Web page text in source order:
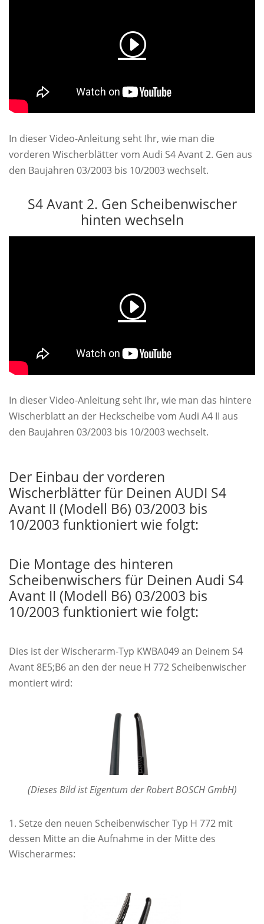
In dieser Video-Anleitung seht Ihr, wie man die
vorderen Wischerblätter vom Audi S4 Avant 2. Gen aus
den Baujahren 03/2003 bis 10/2003 wechselt.
S4 Avant 2. Gen Scheibenwischer
hinten wechseln
In dieser Video-Anleitung seht Ihr, wie man das hintere
Wischerblatt an der Heckscheibe vom Audi A4 II aus
den Baujahren 03/2003 bis 10/2003 wechselt.
Der Einbau der vorderen
Wischerblätter für Deinen AUDI S4
Avant II (Modell B6) 03/2003 bis
10/2003 funktioniert wie folgt:
Die Montage des hinteren
Scheibenwischers für Deinen Audi S4
Avant II (Modell B6) 03/2003 bis
10/2003 funktioniert wie folgt:
Dies ist der Wischerarm-Typ KWBA049 an Deinem S4
Avant 8E5;B6 an den der neue H 772 Scheibenwischer
montiert wird:
(Dieses Bild ist Eigentum der Robert BOSCH GmbH)
Setze den neuen Scheibenwischer Typ H 772 mit
dessen Mitte an die Aufnahme in der Mitte des
Wischerarmes: